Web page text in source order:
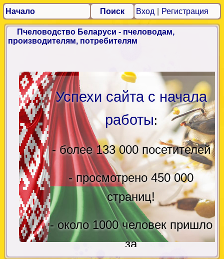
Начало Поиск Вход Регистрация
Пчеловодство Беларуси - пчеловодам,
производителям, потребителям
Успехи сайта с начала
работы:
- более 133 000 посетителей
- просмотрено 450 000
страниц!
- около 1000 человек пришло
за